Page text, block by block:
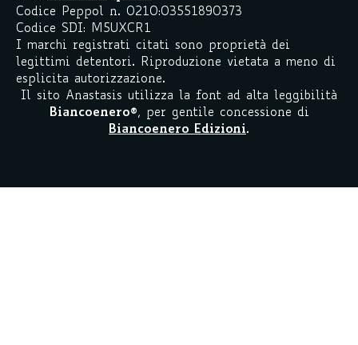
Codice Peppol n. 0210:03551890373
Codice SDI: M5UXCR1
I marchi registrati citati sono proprietà dei
legittimi detentori. Riproduzione vietata a meno di
esplicita autorizzazione.
Il sito Anastasis utilizza la font ad alta leggibilità
Biancoenero®, per gentile concessione di
Biancoenero Edizioni.